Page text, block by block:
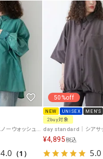
その
すべ
その他のパンツ
ジャケット
コート
その他アウター
day standard｜スノーウォッシュ加工BIGシャツ [[I261027-28]][D]
4.0 （1）
50%off
NEW UNISEX
MEN'S
2buy対象
¥4,895税込
5.0